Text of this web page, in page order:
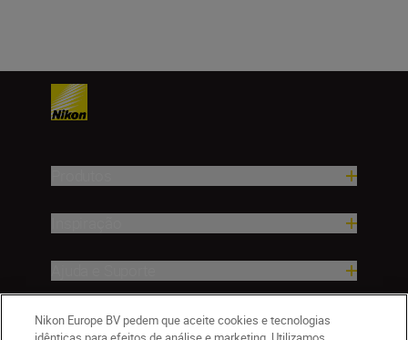
Empresa
Nikon Europe BV pedem que aceite cookies e tecnologias